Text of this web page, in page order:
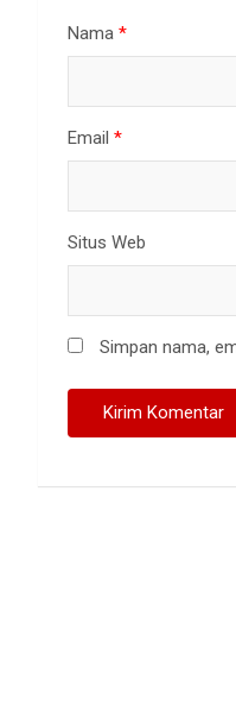
Nama *
Email *
Situs Web
Simpan nama,